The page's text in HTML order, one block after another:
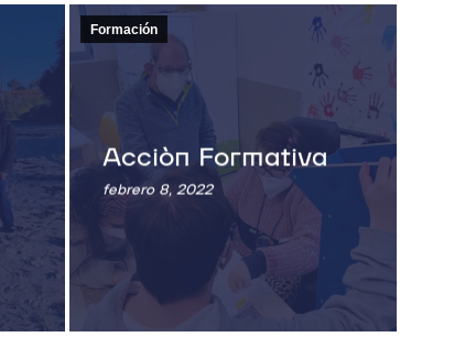
Formación
Acción Formativa
febrero 8, 2022